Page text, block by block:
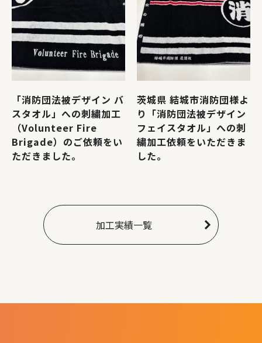
「消防団法被デザイン バ
スタオル」への刺繍加工
（Volunteer Fire
Brigade）のご依頼をい
ただきました。
茨城県 結城市消防団様よ
り「消防団法被デザイン
フェイスタオル」への刺
繍加工依頼をいただきま
した。
加工実績一覧